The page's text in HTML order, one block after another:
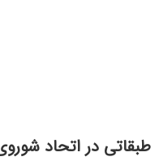
طبقاتی در اتحاد